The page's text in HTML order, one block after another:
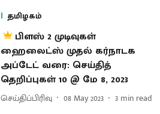
தமிழகம்
பிளஸ் 2 முடிவுகள்
ஹைலைட்ஸ் முதல் கர்நாடக
அப்டேட் வரை: செய்தித்
தெறிப்புகள் 10 @ மே 8, 2023
செய்திப்பிரிவு 08 May 2023 3 min read